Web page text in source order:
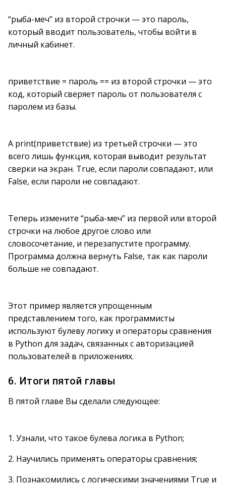
“рыба-меч” из второй строчки — это пароль,
который вводит пользователь, чтобы войти в
личный кабинет.
приветствие = пароль == из второй строчки — это
код, который сверяет пароль от пользователя с
паролем из базы.
А print(приветствие) из третьей строчки — это
всего лишь функция, которая выводит результат
сверки на экран. True, если пароли совпадают, или
False, если пароли не совпадают.
Теперь измените “рыба-меч” из первой или второй
строчки на любое другое слово или
словосочетание, и перезапустите программу.
Программа должна вернуть False, так как пароли
больше не совпадают.
Этот пример является упрощенным
представлением того, как программисты
используют булеву логику и операторы сравнения
в Python для задач, связанных с авторизацией
пользователей в приложениях.
6. Итоги пятой главы
В пятой главе Вы сделали следующее:
1. Узнали, что такое булева логика в Python;
2. Научились применять операторы сравнения;
3. Познакомились с логическими значениями True и